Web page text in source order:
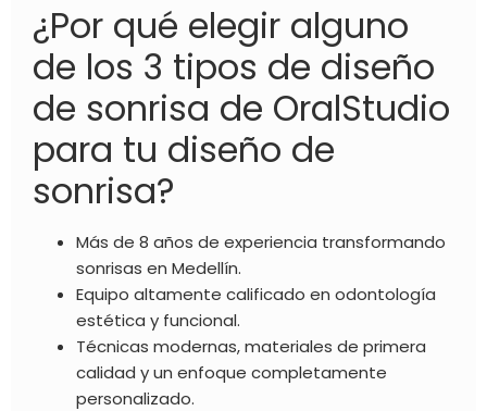
¿Por qué elegir alguno
de los 3 tipos de diseño
de sonrisa de OralStudio
para tu diseño de
sonrisa?
Más de 8 años de experiencia transformando
sonrisas en Medellín.
Equipo altamente calificado en odontología
estética y funcional.
Técnicas modernas, materiales de primera
calidad y un enfoque completamente
personalizado.